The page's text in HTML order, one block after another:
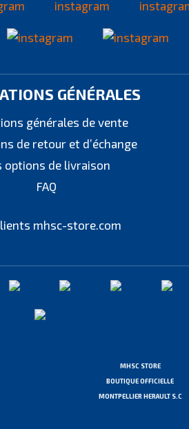
GÉNÉRALES
générales de vente
de retour et d’échange
options de livraison
FAQ
MHSC STORE
BOUTIQUE OFFICIELLE
MONTPELLIER HERAULT S.C